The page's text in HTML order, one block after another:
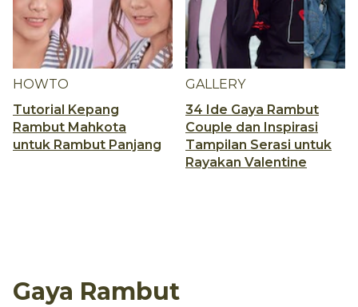
HOWTO
Tutorial Kepang
Rambut Mahkota
untuk Rambut Panjang
GALLERY
34 Ide Gaya Rambut
Couple dan Inspirasi
Tampilan Serasi untuk
Rayakan Valentine
Gaya Rambut